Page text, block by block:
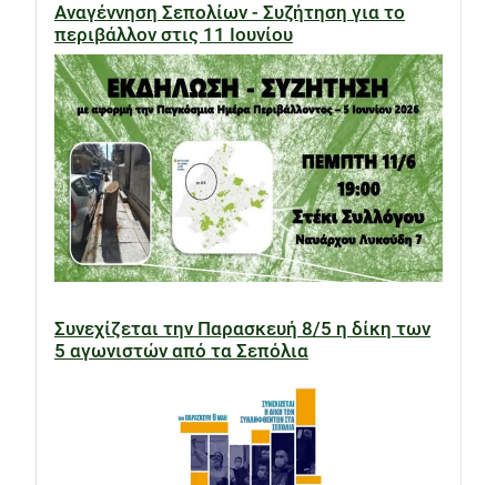
Αναγέννηση Σεπολίων - Συζήτηση για το
περιβάλλον στις 11 Ιουνίου
Συνεχίζεται την Παρασκευή 8/5 η δίκη των
5 αγωνιστών από τα Σεπόλια